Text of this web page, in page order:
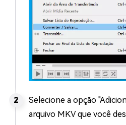
Selecione a opção
arquivo MKV que você